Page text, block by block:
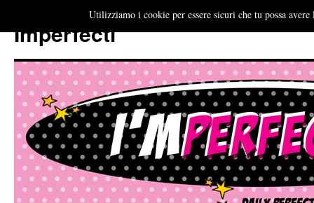
Imperfecti
Utilizziamo i cookie per essere sicuri che tu possa